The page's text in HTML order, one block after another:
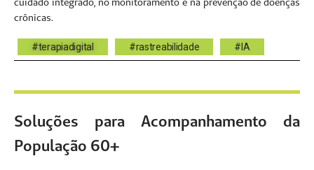
crônicas.
#terapiadigital #rastreabilidade #IA
Soluções para Acompanhamento da
População 60+